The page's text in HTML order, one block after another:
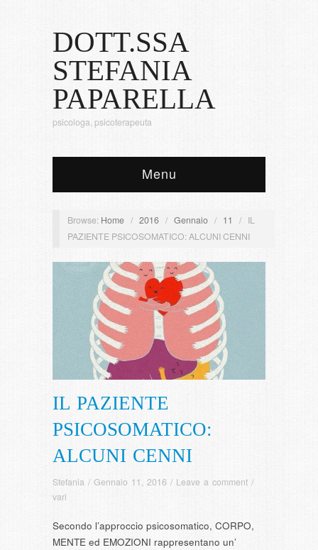
DOTT.SSA
STEFANIA
PAPARELLA
psicologa, psicoterapeuta
Menu
Browse: Home / 2016 / Gennaio / 11 / IL
PAZIENTE PSICOSOMATICO: ALCUNI CENNI
IL PAZIENTE
PSICOSOMATICO:
ALCUNI CENNI
Stefania / Gennaio 11, 2016 / Leave a comment /
vari
Secondo l’approccio psicosomatico, CORPO,
MENTE ed EMOZIONI rappresentano un’